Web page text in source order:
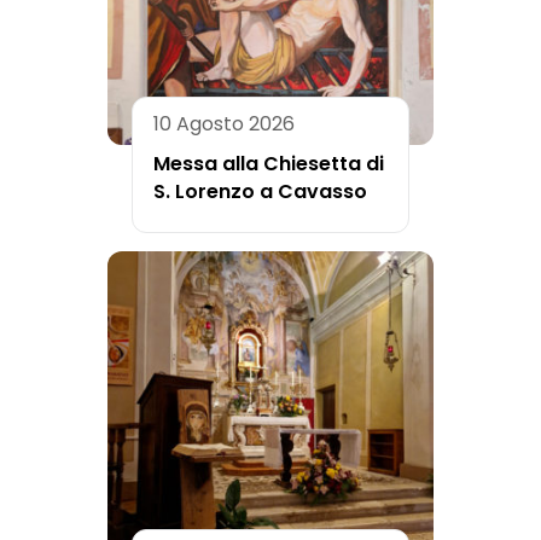
10 Agosto 2026
Messa alla Chiesetta di
S. Lorenzo a Cavasso